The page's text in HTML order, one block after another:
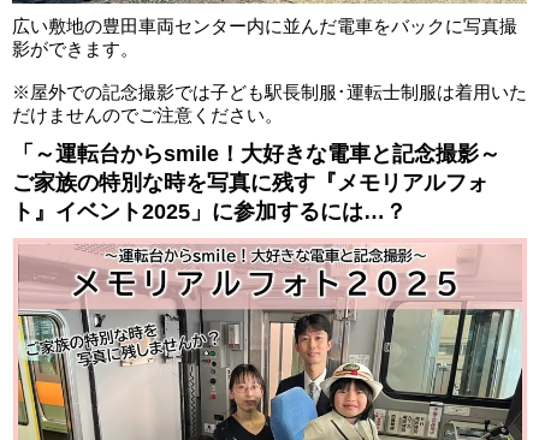
広い敷地の豊田車両センター内に並んだ電車をバックに写真撮
影ができます。
※屋外での記念撮影では子ども駅長制服･運転士制服は着用いた
だけませんのでご注意ください。
「～運転台からsmile！大好きな電車と記念撮影～
ご家族の特別な時を写真に残す『メモリアルフォ
ト』イベント2025」に参加するには…？